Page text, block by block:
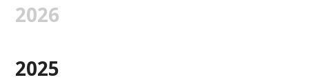
2026
2025